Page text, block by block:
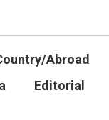
Abroad
Editorial